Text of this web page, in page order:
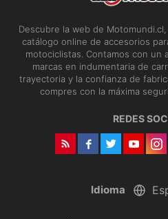
Descubre la web de
catálogo online de accesorios
motociclistas. Contamos con un
marcas en indumentaria de
trayectoria y la confianza de
compres con la máxima
REDES
Idioma